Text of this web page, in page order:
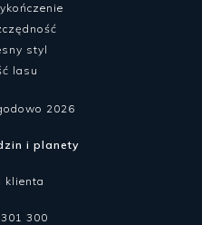
styl
lasu
2026
i planety
klienta
300